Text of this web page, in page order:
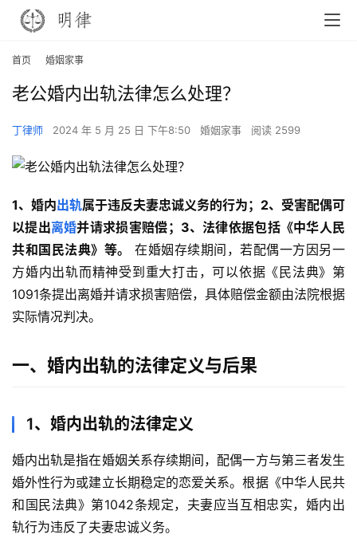
首页 婚姻家事
老公婚内出轨法律怎么处理？
丁律师 2024 年 5 月 25 日 下午8:50 婚姻家事 阅读 2599
1、婚内出轨属于违反夫妻忠诚义务的行为；2、受害配偶可
以提出离婚并请求损害赔偿；3、法律依据包括《中华人民
共和国民法典》等。
在婚姻存续期间，若配偶一方因另一
方婚内出轨而精神受到重大打击，可以依据《民法典》第
1091条提出离婚并请求损害赔偿，具体赔偿金额由法院根据
实际情况判决。
一、婚内出轨的法律定义与后果
1、婚内出轨的法律定义
婚内出轨是指在婚姻关系存续期间，配偶一方与第三者发生
婚外性行为或建立长期稳定的恋爱关系。根据《中华人民共
和国民法典》第1042条规定，夫妻应当互相忠实，婚内出
轨行为违反了夫妻忠诚义务。